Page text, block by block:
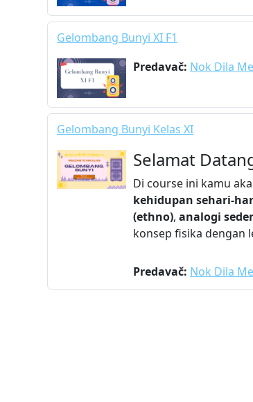
Gelombang Bunyi XI F1
Predavač: Nok Dila
Gelombang Bunyi Kelas XI
Selamat
Di course ini kamu
kehidupan sehari-
(ethno), analogi
konsep fisika dengan
Predavač: Nok Dila